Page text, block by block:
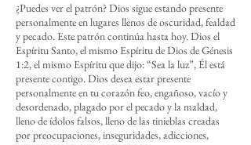
¿Puedes ver el patrón? Dios sigue estando presente
personalmente en lugares llenos de oscuridad, fealdad
y pecado. Este patrón continúa hasta hoy. Dios el
Espíritu Santo, el mismo Espíritu de Dios de Génesis
1:2, el mismo Espíritu que dijo: “Sea la luz”, Él está
presente contigo. Dios desea estar presente
personalmente en tu corazón feo, engañoso, vacío y
desordenado, plagado por el pecado y la maldad,
lleno de ídolos falsos, lleno de las tinieblas creadas
por preocupaciones, inseguridades, adicciones,